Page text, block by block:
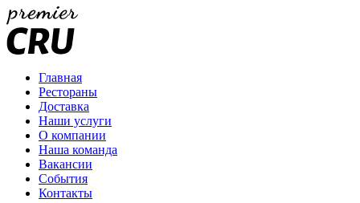
Главная
Рестораны
Доставка
Наши услуги
О компании
Наша команда
Вакансии
События
Контакты